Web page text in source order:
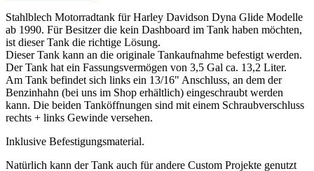
Stahlblech Motorradtank für Harley Davidson Dyna Glide Modelle
ab 1990. Für Besitzer die kein Dashboard im Tank haben möchten,
ist dieser Tank die richtige Lösung.
Dieser Tank kann an die originale Tankaufnahme befestigt werden.
Der Tank hat ein Fassungsvermögen von 3,5 Gal ca. 13,2 Liter.
Am Tank befindet sich links ein 13/16" Anschluss, an dem der
Benzinhahn (bei uns im Shop erhältlich) eingeschraubt werden
kann. Die beiden Tanköffnungen sind mit einem Schraubverschluss
rechts + links Gewinde versehen.
Inklusive Befestigungsmaterial.
Natürlich kann der Tank auch für andere Custom Projekte genutzt